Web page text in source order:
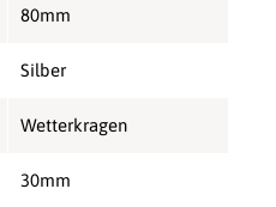
80mm
Silber
Wetterkragen
30mm